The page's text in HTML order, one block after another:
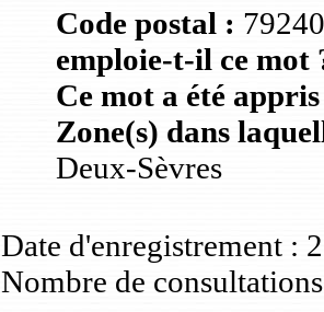
Code postal :
emploie-t-il ce mot
Ce mot a été
Zone(s) dans
Deux-Sèvres
Date d'enregistrement :
Nombre de